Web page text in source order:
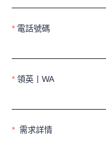
電話號碼
領英丨WA
需求詳情